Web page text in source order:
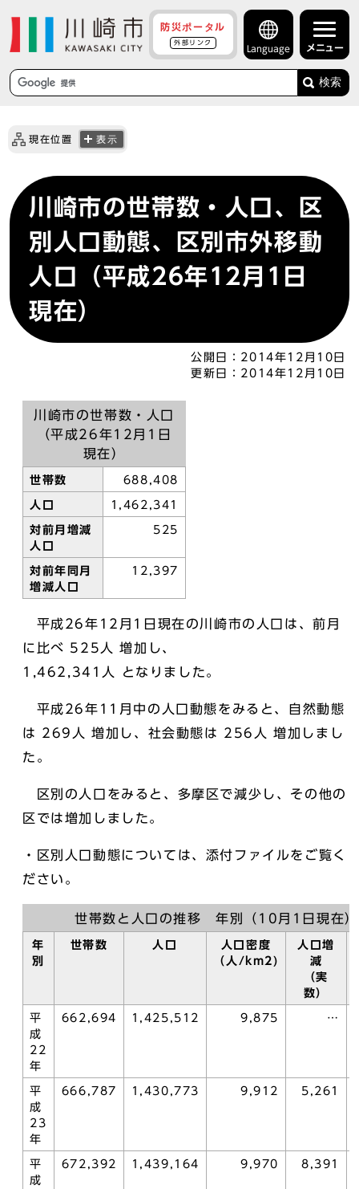
防災ポータル
外部リンク
Language メニュー
検索
現在位置 表示
川崎市の世帯数・人口、区
別人口動態、区別市外移動
人口（平成26年12月1日
現在）
公開日： 2014年12月10日
更新日： 2014年12月10日
川崎市の世帯数・人口
（平成26年12月1日
現在）
世帯数 688,408
人口 1,462,341
対前月増減
人口
525
対前年同月
増減人口
12,397
平成26年12月1日現在の川崎市の人口は、前月
に比べ 525人 増加し、
1,462,341人 となりました。
平成26年11月中の人口動態をみると、自然動態
は 269人 増加し、社会動態は 256人 増加しまし
た。
区別の人口をみると、多摩区で減少し、その他の
区では増加しました。
・区別人口動態については、添付ファイルをご覧く
ださい。
世帯数と人口の推移 年別（10月1日現在）
年
別
世帯数 人口
人口密度
（人/km2)
人口増
減
（実
数）
平
成
22
年
662,694 1,425,512 9,875 …
平
成
23
年
666,787 1,430,773 9,912 5,261
平
成
672,392 1,439,164 9,970 8,391